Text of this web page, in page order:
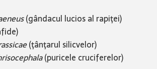
(gândacul lucios al rapiţei)
(ţânţarul silicvelor)
(puricele cruciferelor) ​​​​​